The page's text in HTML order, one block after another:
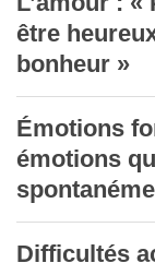
être
bonheur »
Émotions
émotions
Difficultés